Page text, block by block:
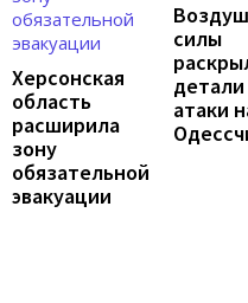
Херсонская
область
расширила
зону
обязательной
эвакуации
силы
детали
атаки